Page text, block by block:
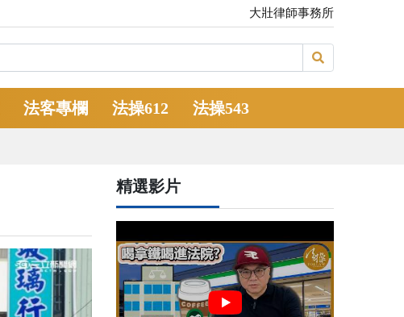
大壯律師事務所
法客專欄 法操612 法操543
精選影片